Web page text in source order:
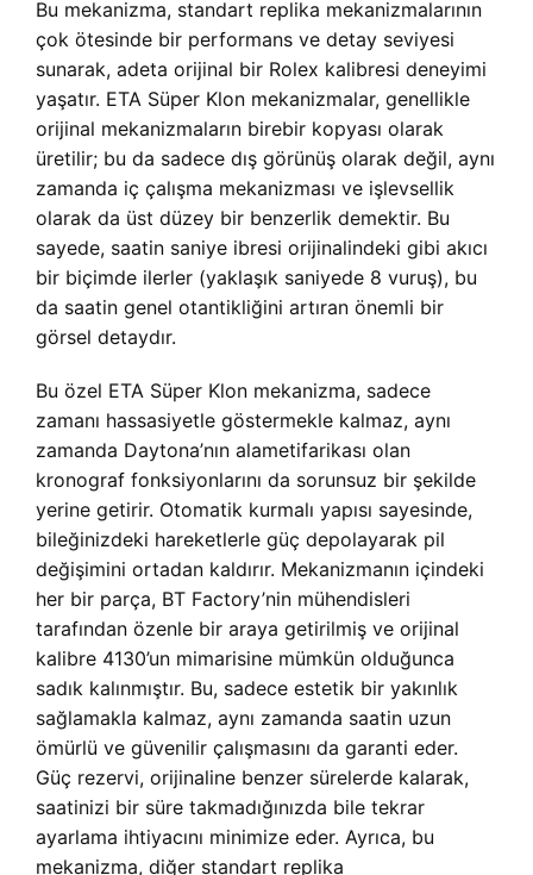
Bu mekanizma, standart replika mekanizmalarının
çok ötesinde bir performans ve detay seviyesi
sunarak, adeta orijinal bir Rolex kalibresi deneyimi
yaşatır. ETA Süper Klon mekanizmalar, genellikle
orijinal mekanizmaların birebir kopyası olarak
üretilir; bu da sadece dış görünüş olarak değil, aynı
zamanda iç çalışma mekanizması ve işlevsellik
olarak da üst düzey bir benzerlik demektir. Bu
sayede, saatin saniye ibresi orijinalindeki gibi akıcı
bir biçimde ilerler (yaklaşık saniyede 8 vuruş), bu
da saatin genel otantikliğini artıran önemli bir
görsel detaydır.
Bu özel ETA Süper Klon mekanizma, sadece
zamanı hassasiyetle göstermekle kalmaz, aynı
zamanda Daytona’nın alametifarikası olan
kronograf fonksiyonlarını da sorunsuz bir şekilde
yerine getirir. Otomatik kurmalı yapısı sayesinde,
bileğinizdeki hareketlerle güç depolayarak pil
değişimini ortadan kaldırır. Mekanizmanın içindeki
her bir parça, BT Factory’nin mühendisleri
tarafından özenle bir araya getirilmiş ve orijinal
kalibre 4130’un mimarisine mümkün olduğunca
sadık kalınmıştır. Bu, sadece estetik bir yakınlık
sağlamakla kalmaz, aynı zamanda saatin uzun
ömürlü ve güvenilir çalışmasını da garanti eder.
Güç rezervi, orijinaline benzer sürelerde kalarak,
saatinizi bir süre takmadığınızda bile tekrar
ayarlama ihtiyacını minimize eder. Ayrıca, bu
mekanizma, diğer standart replika